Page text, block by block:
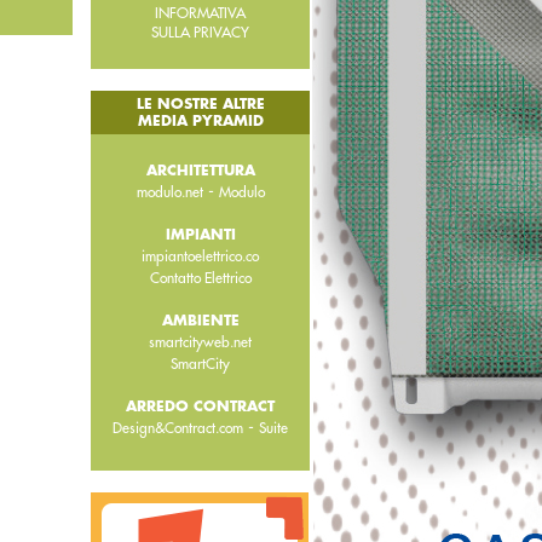
INFORMATIVA
SULLA PRIVACY
LE NOSTRE ALTRE
MEDIA PYRAMID
ARCHITETTURA
modulo.net- Modulo
IMPIANTI
impiantoelettrico.co
Contatto Elettrico
AMBIENTE
smartcityweb.net
SmartCity
ARREDO CONTRACT
Design&Contract.com -Suite